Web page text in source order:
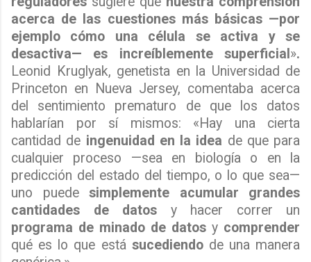
acerca de las cuestiones más básicas —por
ejemplo cómo una célula se activa y se
desactiva— es increíblemente superficial».
Leonid Kruglyak, genetista en la Universidad de
Princeton en Nueva Jersey, comentaba acerca
del sentimiento prematuro de que los datos
hablarían por sí mismos: «Hay una cierta
cantidad de ingenuidad en la idea de que para
cualquier proceso —sea en biología o en la
predicción del estado del tiempo, o lo que sea—
uno puede simplemente acumular grandes
cantidades de datos y hacer correr un
programa de minado de datos y comprender
qué es lo que está sucediendode una manera